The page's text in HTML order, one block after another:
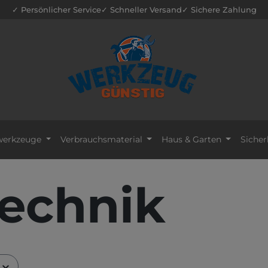
✓ Persönlicher Service✓ Schneller Versand✓ Sichere Zahlung
Verbrauchsmaterial Haus & Garten